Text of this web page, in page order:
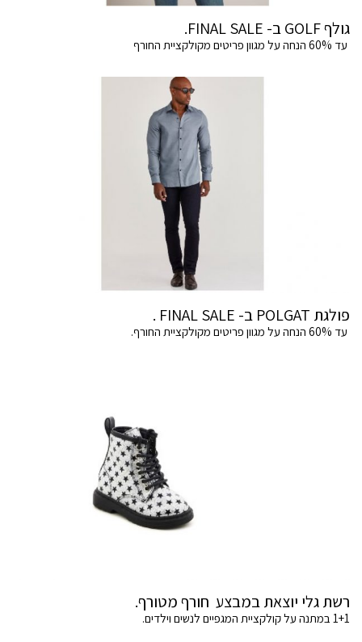
גולף GOLF ב- FINAL SALE.
עד 60% הנחה על מגוון פריטים מקולקציית החורף
פולגת POLGAT ב- FINAL SALE .
עד 60% הנחה על מגוון פריטים מקולקציית החורף.
רשת גלי יוצאת במבצע חורף מטורף.
1+1 במתנה על קולקציית המגפיים לנשים וילדים.